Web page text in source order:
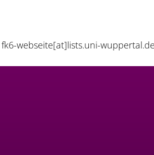
fk6-webseite[at]lists.uni-